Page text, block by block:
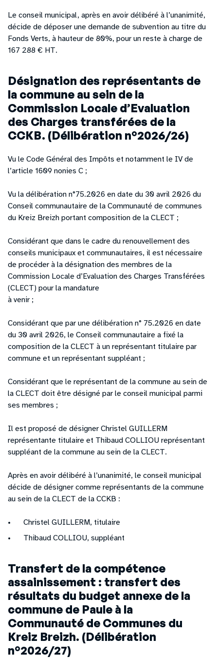
Le conseil municipal, après en avoir délibéré à l’unanimité,
décide de déposer une demande de subvention au titre du
Fonds Verts, à hauteur de 80%, pour un reste à charge de
167 288 € HT.
Désignation des représentants de
la commune au sein de la
Commission Locale d’Evaluation
des Charges transférées de la
CCKB. (Délibération n°2026/26)
Vu le Code Général des Impôts et notamment le IV de
l’article 1609 nonies C ;
Vu la délibération n°75.2026 en date du 30 avril 2026 du
Conseil communautaire de la Communauté de communes
du Kreiz Breizh portant composition de la CLECT ;
Considérant que dans le cadre du renouvellement des
conseils municipaux et communautaires, il est nécessaire
de procéder à la désignation des membres de la
Commission Locale d’Evaluation des Charges Transférées
(CLECT) pour la mandature
à venir ;
Considérant que par une délibération n° 75.2026 en date
du 30 avril 2026, le Conseil communautaire a fixé la
composition de la CLECT à un représentant titulaire par
commune et un représentant suppléant ;
Considérant que le représentant de la commune au sein de
la CLECT doit être désigné par le conseil municipal parmi
ses membres ;
Il est proposé de désigner Christel GUILLERM
représentante titulaire et Thibaud COLLIOU représentant
suppléant de la commune au sein de la CLECT.
Après en avoir délibéré à l’unanimité, le conseil municipal
décide de désigner comme représentants de la commune
au sein de la CLECT de la CCKB :
Christel GUILLERM, titulaire
Thibaud COLLIOU, suppléant
Transfert de la compétence
assainissement : transfert des
résultats du budget annexe de la
commune de Paule à la
Communauté de Communes du
Kreiz Breizh. (Délibération
n°2026/27)